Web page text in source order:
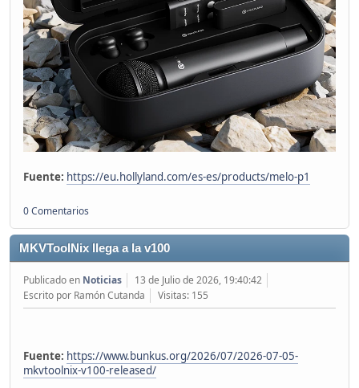
Fuente: https://eu.hollyland.com/es-es/products/melo-p1
0 Comentarios
MKVToolNix llega a la v100
Publicado en Noticias
13 de Julio de 2026, 19:40:42
Escrito por Ramón Cutanda
Visitas: 155
Fuente: https://www.bunkus.org/2026/07/2026-07-05-
mkvtoolnix-v100-released/